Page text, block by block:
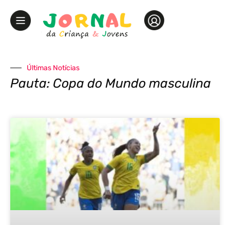
Últimas Notícias
Pauta: Copa do Mundo masculina